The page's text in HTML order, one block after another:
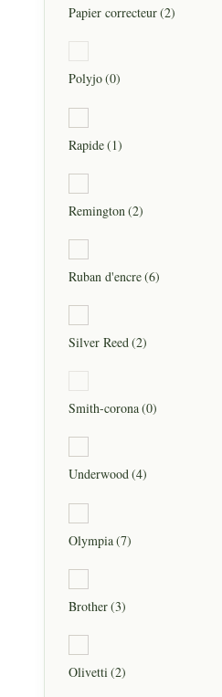
Papier correcteur(2)
Polyjo(0)
Rapide(1)
Remington (2)
Ruban d'encre(6)
Silver Reed(2)
Smith-corona(0)
Underwood(4)
Olympia(7)
Brother(3)
Olivetti(2)